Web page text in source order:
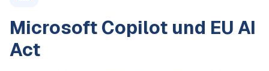
Microsoft Copilot und EU AI
Act